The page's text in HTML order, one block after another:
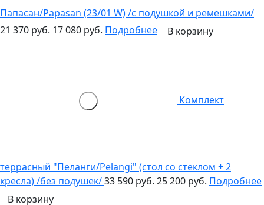
Папасан/Papasan (23/01 W) /с подушкой и ремешками/
21 370 руб. 17 080 руб. Подробнее В корзину
Комплект
террасный "Пеланги/Pelangi" (стол со стеклом + 2
кресла) /без подушек/33 590 руб. 25 200 руб. Подробнее
В корзину